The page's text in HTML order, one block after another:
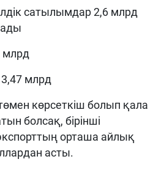
сатылымдар 2,6 млрд
млрд
млрд
көрсеткіш болып қала
болсақ, бірінші
орташа айлық
асты.